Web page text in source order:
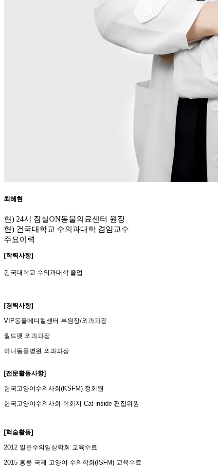
최혜현
현) 24시 잠실ON동물의료센터 원장
현) 건국대학교 수의과대학 겸임교수
주요이력
[학력사항]
건국대학교 수의과대학 졸업
[경력사항]
VIP동물메디컬센터 부원장/외과과장
월드펫 외과과장
하나동물병원 외과과장
[전문활동사항]
한국고양이수의사회(KSFM) 정회원
한국고양이수의사회 학회지 Cat inside 편집위원
[헉술활동]
2012 일본수의임상학회 교육수료
2015 홍콩 국제 고양이 수의학회(ISFM) 교육수료